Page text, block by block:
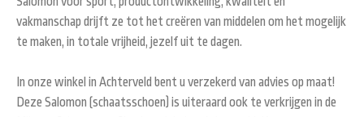
vakmanschap drijft ze tot het creëren van middelen om het mogelijk
te maken, in totale vrijheid, jezelf uit te dagen.
In onze winkel in Achterveld bent u verzekerd van advies op maat!
Deze Salomon (schaatsschoen) is uiteraard ook te verkrijgen in de